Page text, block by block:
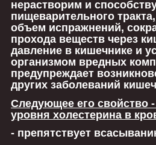
нерастворим и
пищеварительного
объем испражнений,
прохода веществ через
давление в кишечнике и
организмом вредных
предупреждает
других заболеваний
Следующее его свойство
уровня холестерина в
- препятствует